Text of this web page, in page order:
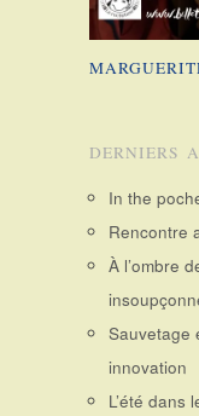
DERNIERS
In the
Rencontre
À l’ombre
Sauvetage
innovation
L’été dans